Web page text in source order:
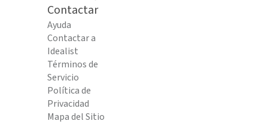
Contactar
Ayuda
Contactar a
Idealist
Términos de
Servicio
Política de
Privacidad
Mapa del Sitio